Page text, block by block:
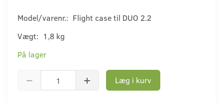
Model/varenr.: Flight case til DUO 2.2
Vægt: 1,8 kg
På lager
Læg i kurv